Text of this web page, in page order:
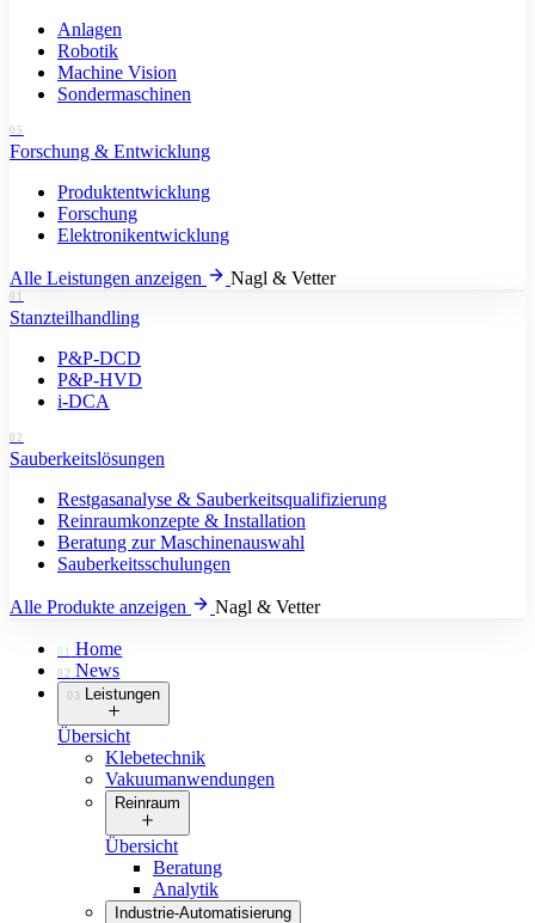
Anlagen
Robotik
Machine Vision
Sondermaschinen
05
Forschung & Entwicklung
Produktentwicklung
Forschung
Elektronikentwicklung
Alle Leistungen anzeigen Nagl & Vetter
01
Stanzteilhandling
P&P-DCD
P&P-HVD
i-DCA
02
Sauberkeitslösungen
Restgasanalyse & Sauberkeitsqualifizierung
Reinraumkonzepte & Installation
Beratung zur Maschinenauswahl
Sauberkeitsschulungen
Alle Produkte anzeigen Nagl & Vetter
01 Home
02 News
03 Leistungen
Übersicht
Klebetechnik
Vakuumanwendungen
Reinraum
Übersicht
Beratung
Analytik
Industrie-Automatisierung